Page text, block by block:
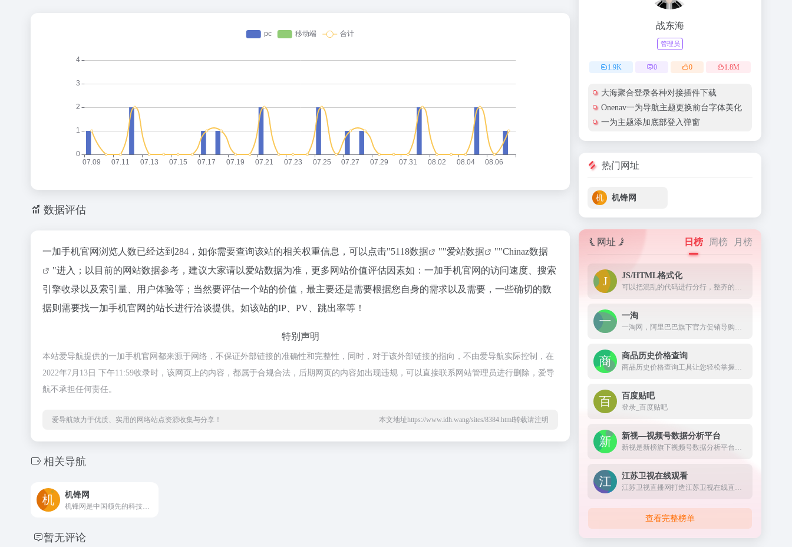
数据评估
一加手机官网浏览人数已经达到284，如你需要查询该站的相关权重信息，可以点击"5118数据 ""爱站数据 ""Chinaz数据
"进入；以目前的网站数据参考，建议大家请以爱站数据为准，更多网站价值评估因素如：一加手机官网的访问速度、搜索
引擎收录以及索引量、用户体验等；当然要评估一个站的价值，最主要还是需要根据您自身的需求以及需要，一些确切的数
据则需要找一加手机官网的站长进行洽谈提供。如该站的IP、PV、跳出率等！
特别声明
本站爱导航提供的一加手机官网都来源于网络，不保证外部链接的准确性和完整性，同时，对于该外部链接的指向，不由爱导航实际控制，在
2022年7月13日 下午11:59收录时，该网页上的内容，都属于合规合法，后期网页的内容如出现违规，可以直接联系网站管理员进行删除，爱导
航不承担任何责任。
爱导航致力于优质、实用的网络站点资源收集与分享！ 本文地址https://www.idh.wang/sites/8384.html转载请注明
相关导航
机锋网
暂无评论
战东海
管理员
1.9K 0 0 1.8M
大海聚合登录各种对接插件下载
Onenav一为导航主题更换前台字体美化
一为主题添加底部登入弹窗
热门网址
机锋网
网址 日榜 周榜 月榜
JS/HTML格式化
可以把混乱的代码进行分行，整齐的显示出来。
一淘
一淘网，阿里巴巴旗下官方促销导购平台，通过超高返利、大额红包、超值优惠券等丰富的利益点，为用户提供高性价比的品牌好货，是必不可少的网购省钱利器。
商品历史价格查询
商品历史价格查询工具让您轻松掌握商品的历史价格趋势，辨别商品真假促销，支持淘宝历史价格查询、天猫历史价格查询、京东历史价格查询等，是一款不可多得的购物神器。
百度贴吧
登录_百度贴吧
新视—视频号数据分析平台
新视是新榜旗下视频号数据分析平台，对外发布公众权威的视频号垂类榜单，不仅提供视频号及动态的搜索查找、还提供热门话题及优质脚本等全面数据服务，打通公众号全链路，助力视频号主运营变现。
江苏卫视在线观看
江苏卫视直播网打造江苏卫视在线直播高清观看网络平台,方便在线观看江苏电视台直播节目,更多精彩尽在荔枝网。
查看完整榜单